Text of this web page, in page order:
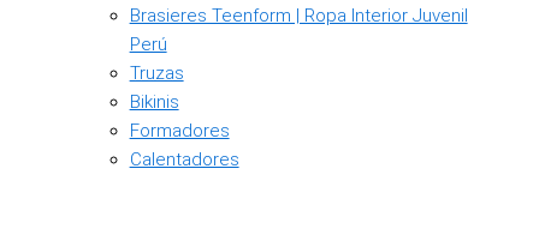
Brasieres Teenform | Ropa Interior Juvenil
Perú
Truzas
Bikinis
Formadores
Calentadores